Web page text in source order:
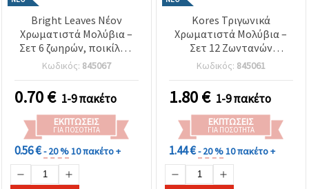
Bright Leaves Νέον
Χρωματιστά Μολύβια –
Σετ 6 ζωηρών, ποικίλων
αποχρώσεων για
τολμηρή, δημιουργική &
εντυπωσιακή ζωγραφική
και χειροτεχνία
Κωδικός: 845067
0.70€ 1-9 πακέτο
ΕΚΠΤΏΣΕΙΣ
ΓΙΑ ΠΟΣΌΤΗΤΑ
0.56 €- 20 %10 πακέτο +
Kores Τριγωνικά
Χρωματιστά Μολύβια –
Σετ 12 Ζωντανών
Χρωμάτων με Ξύστρα –
Εργονομικός Σχεδιασμός
για Άνετο Κράτημα &
Ομαλό Χρωμάτισμα,
Ιδανικά για Σχολείο,
Ζωγραφική και
Χειροτεχνίες
Κωδικός: 845061
1.80€ 1-9 πακέτο
ΕΚΠΤΏΣΕΙΣ
ΓΙΑ ΠΟΣΌΤΗΤΑ
1.44 €- 20 %10 πακέτο +